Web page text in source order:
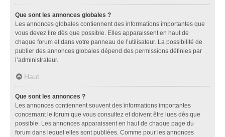
Que sont les annonces globales ?
Les annonces globales contiennent des informations importantes que
vous devez lire dès que possible. Elles apparaissent en haut de
chaque forum et dans votre panneau de l’utilisateur. La possibilité de
publier des annonces globales dépend des permissions définies par
l’administrateur.
Haut
Que sont les annonces ?
Les annonces contiennent souvent des informations importantes
concernant le forum que vous consultez et doivent être lues dès que
possible. Les annonces apparaissent en haut de chaque page du
forum dans lequel elles sont publiées. Comme pour les annonces